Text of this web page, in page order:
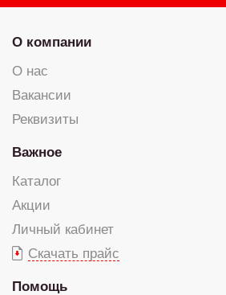
О компании
О нас
Вакансии
Реквизиты
Важное
Каталог
Акции
Личный кабинет
Скачать прайс
Помощь